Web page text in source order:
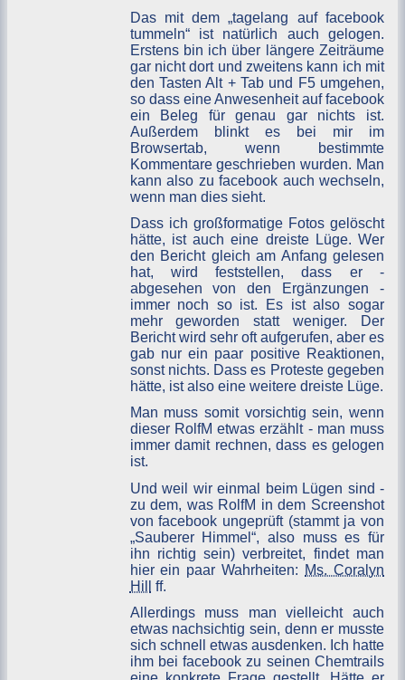
Das mit dem „tagelang auf facebook
tummeln“ ist natürlich auch gelogen.
Erstens bin ich über längere Zeiträume
gar nicht dort und zweitens kann ich mit
den Tasten Alt + Tab und F5 umgehen,
so dass eine Anwesenheit auf facebook
ein Beleg für genau gar nichts ist.
Außerdem blinkt es bei mir im
Browsertab, wenn bestimmte
Kommentare geschrieben wurden. Man
kann also zu facebook auch wechseln,
wenn man dies sieht.
Dass ich großformatige Fotos gelöscht
hätte, ist auch eine dreiste Lüge. Wer
den Bericht gleich am Anfang gelesen
hat, wird feststellen, dass er -
abgesehen von den Ergänzungen -
immer noch so ist. Es ist also sogar
mehr geworden statt weniger. Der
Bericht wird sehr oft aufgerufen, aber es
gab nur ein paar positive Reaktionen,
sonst nichts. Dass es Proteste gegeben
hätte, ist also eine weitere dreiste Lüge.
Man muss somit vorsichtig sein, wenn
dieser RolfM etwas erzählt - man muss
immer damit rechnen, dass es gelogen
ist.
Und weil wir einmal beim Lügen sind -
zu dem, was RolfM in dem Screenshot
von facebook ungeprüft (stammt ja von
„Sauberer Himmel“, also muss es für
ihn richtig sein) verbreitet, findet man
hier ein paar Wahrheiten: Ms. Coralyn
Hill
ff.
Allerdings muss man vielleicht auch
etwas nachsichtig sein, denn er musste
sich schnell etwas ausdenken. Ich hatte
ihm bei facebook zu seinen Chemtrails